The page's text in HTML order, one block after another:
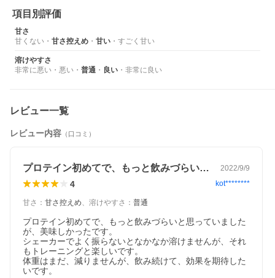
項目別評価
甘さ
甘くない ・ 甘さ控えめ ・ 甘い ・ すごく甘い
溶けやすさ
非常に悪い ・ 悪い ・ 普通 ・ 良い ・ 非常に良い
レビュー一覧
レビュー内容 （口コミ）
プロテイン初めてで、もっと飲みづらいと… 2022/9/9
4 kot********
甘さ ： 甘さ控えめ、 溶けやすさ ： 普通
プロテイン初めてで、もっと飲みづらいと思っていました
が、美味しかったです。
シェーカーでよく振らないとなかなか溶けませんが、それ
もトレーニングと楽しいです。
体重はまだ、減りませんが、飲み続けて、効果を期待した
いです。